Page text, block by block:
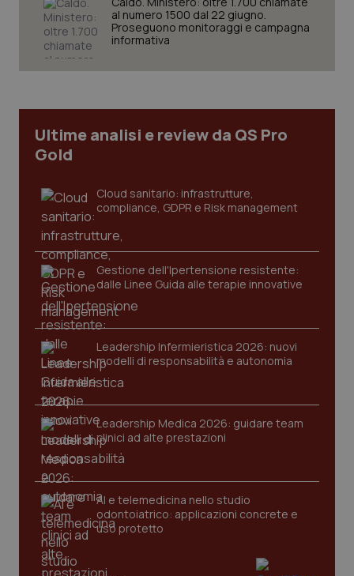
al numero 1500 dal 22 giugno.
Proseguono monitoraggi e campagna
informativa
Ultime analisi e review da QS Pro
Gold
Cloud sanitario: infrastrutture,
compliance, GDPR e Risk management
Gestione dell'Ipertensione resistente:
dalle Linee Guida alle terapie innovative
Leadership Infermieristica 2026: nuovi
modelli di responsabilità e autonomia
Leadership Medica 2026: guidare team
clinici ad alte prestazioni
AI e telemedicina nello studio
odontoiatrico: applicazioni concrete e
uso protetto
.youtube.com
CookieScriptConsent
CookieScript
tracking-sites-ironfish-
tracking-enable
tracking-sites-ironfish-